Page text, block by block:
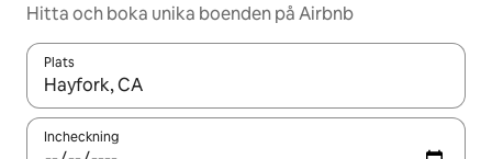
Hitta och boka unika boenden på Airbnb
Plats
När resultaten är tillgängliga kan du navigera med upp- och
Incheckning